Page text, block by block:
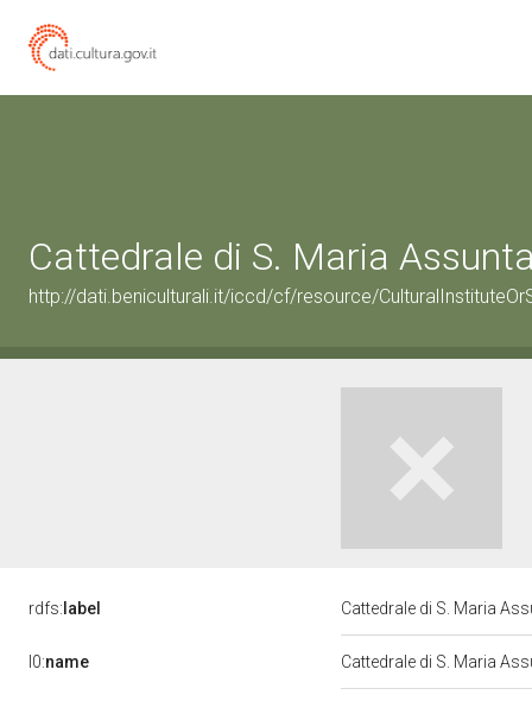
Cattedrale di S. Maria
http://dati.beniculturali.it/iccd/cf/resource/
rdfs: label Cattedrale di S. Maria
l0:name Cattedrale di S. Maria